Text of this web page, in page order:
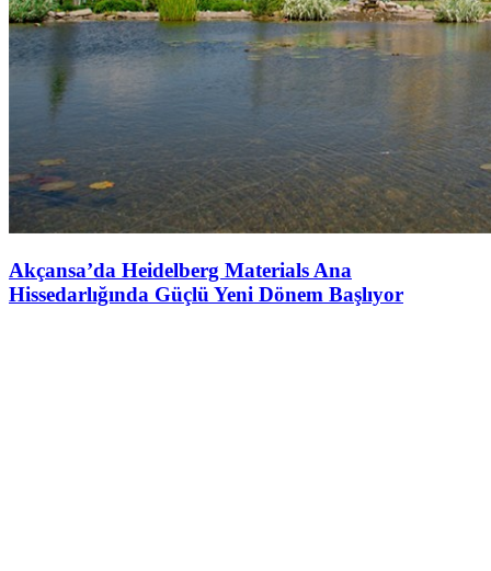
Akçansa’da Heidelberg Materials Ana
Hissedarlığında Güçlü Yeni Dönem Başlıyor